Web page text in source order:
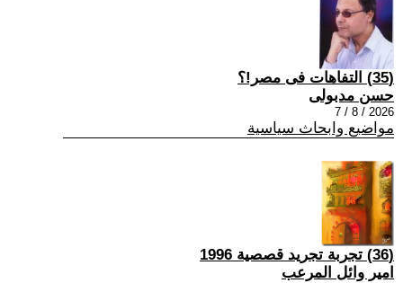
(35) التفاهات فى مصر!؟
حسن مدبولى
2026 / 8 / 7
مواضيع وابحاث سياسية
(36) تجربة تجريد قصصية 1996
امير وائل المرعب